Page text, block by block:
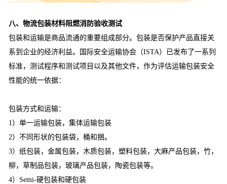
八、物流包装材料阻燃消防验收测试
包装和运输是商品流通的重要组成部分。包装是否保护产品直接关
系到企业的经济利益。国际安全运输协会（ISTA）已发布了一系列
标准，测试程序和测试项目以及其他文件，作为评估运输包装安全
性能的统一依据：
包装方式和运输：
1）单一运输包装，集体运输包装
2）不同形状的包装袋，桶和捆。
3）纸包装，金属包装，木质包装，塑料包装，大麻产品包装，竹，
柳，草制品包装，玻璃产品包装，陶瓷包装等。
4）Semi-硬包装和硬包装